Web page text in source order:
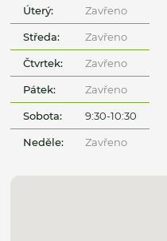
Úterý: Zavřeno
Středa: Zavřeno
Čtvrtek: Zavřeno
Pátek: Zavřeno
Sobota: 9:30-10:30
Neděle: Zavřeno